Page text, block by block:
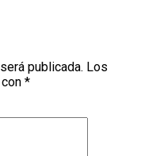
publicada. Los
*